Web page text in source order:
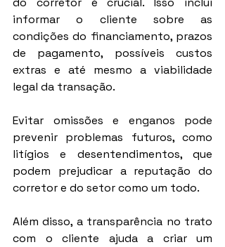
informar o cliente sobre as
condições do financiamento, prazos
de pagamento, possíveis custos
extras e até mesmo a viabilidade
legal da transação.
Evitar omissões e enganos pode
prevenir problemas futuros, como
litígios e desentendimentos, que
podem prejudicar a reputação do
corretor e do setor como um todo.
Além disso, a transparência no trato
com o cliente ajuda a criar um